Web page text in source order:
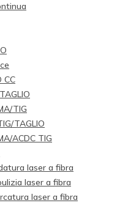
CC
TIG
TAGLIO
ACDC TIG
laser a fibra
laser a fibra
laser a fibra